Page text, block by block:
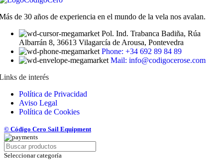
de 30 años de experiencia en el mundo de la vela nos avalan.
Pol. Ind. Trabanca Badiña, Rúa
Albarrán 8, 36613 Vilagarcía de Arousa, Pontevedra
Phone: +34 692 89 84 89
Mail: info@codigocerose.com
de interés
Política de Privacidad
Aviso Legal
Política de Cookies
© Código Cero Sail Equipment
Seleccionar categoría